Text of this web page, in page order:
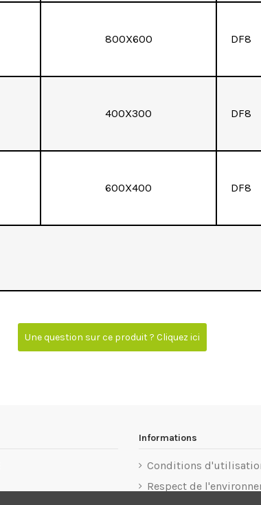
800X600 DF8
400X300 DF8
600X400 DF8
Une question sur ce produit ? Cliquez ici
Informations
Conditions
Respect de